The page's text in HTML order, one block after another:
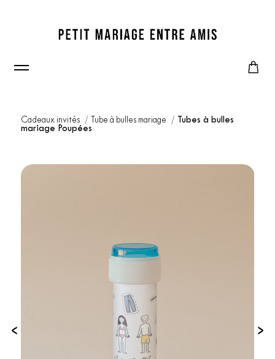
Cadeaux invités Tube à bulles mariage
Tubes à bulles
mariage Poupées
‹ ›